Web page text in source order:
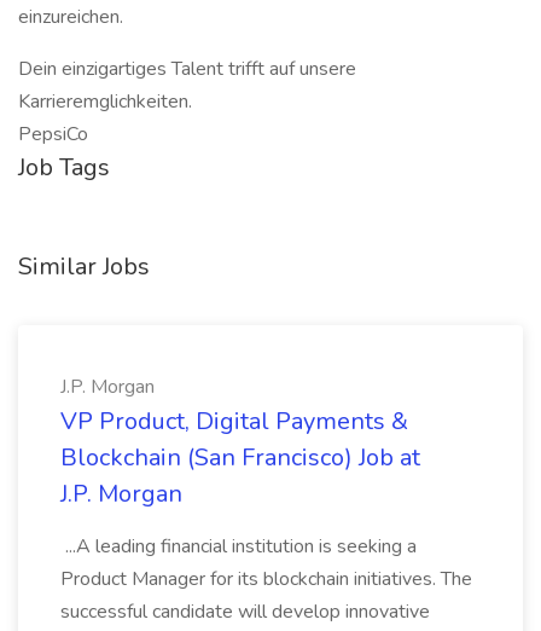
einzureichen.
Dein einzigartiges Talent trifft auf unsere
Karrieremglichkeiten.
PepsiCo
Job Tags
Similar Jobs
J.P. Morgan
VP Product, Digital Payments &
Blockchain (San Francisco) Job at
J.P. Morgan
...A leading financial institution is seeking a
Product Manager for its blockchain initiatives. The
successful candidate will develop innovative